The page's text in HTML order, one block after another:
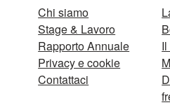
Chi siamo
Stage & Lavoro
Rapporto Annuale
Privacy e cookie
Contattaci